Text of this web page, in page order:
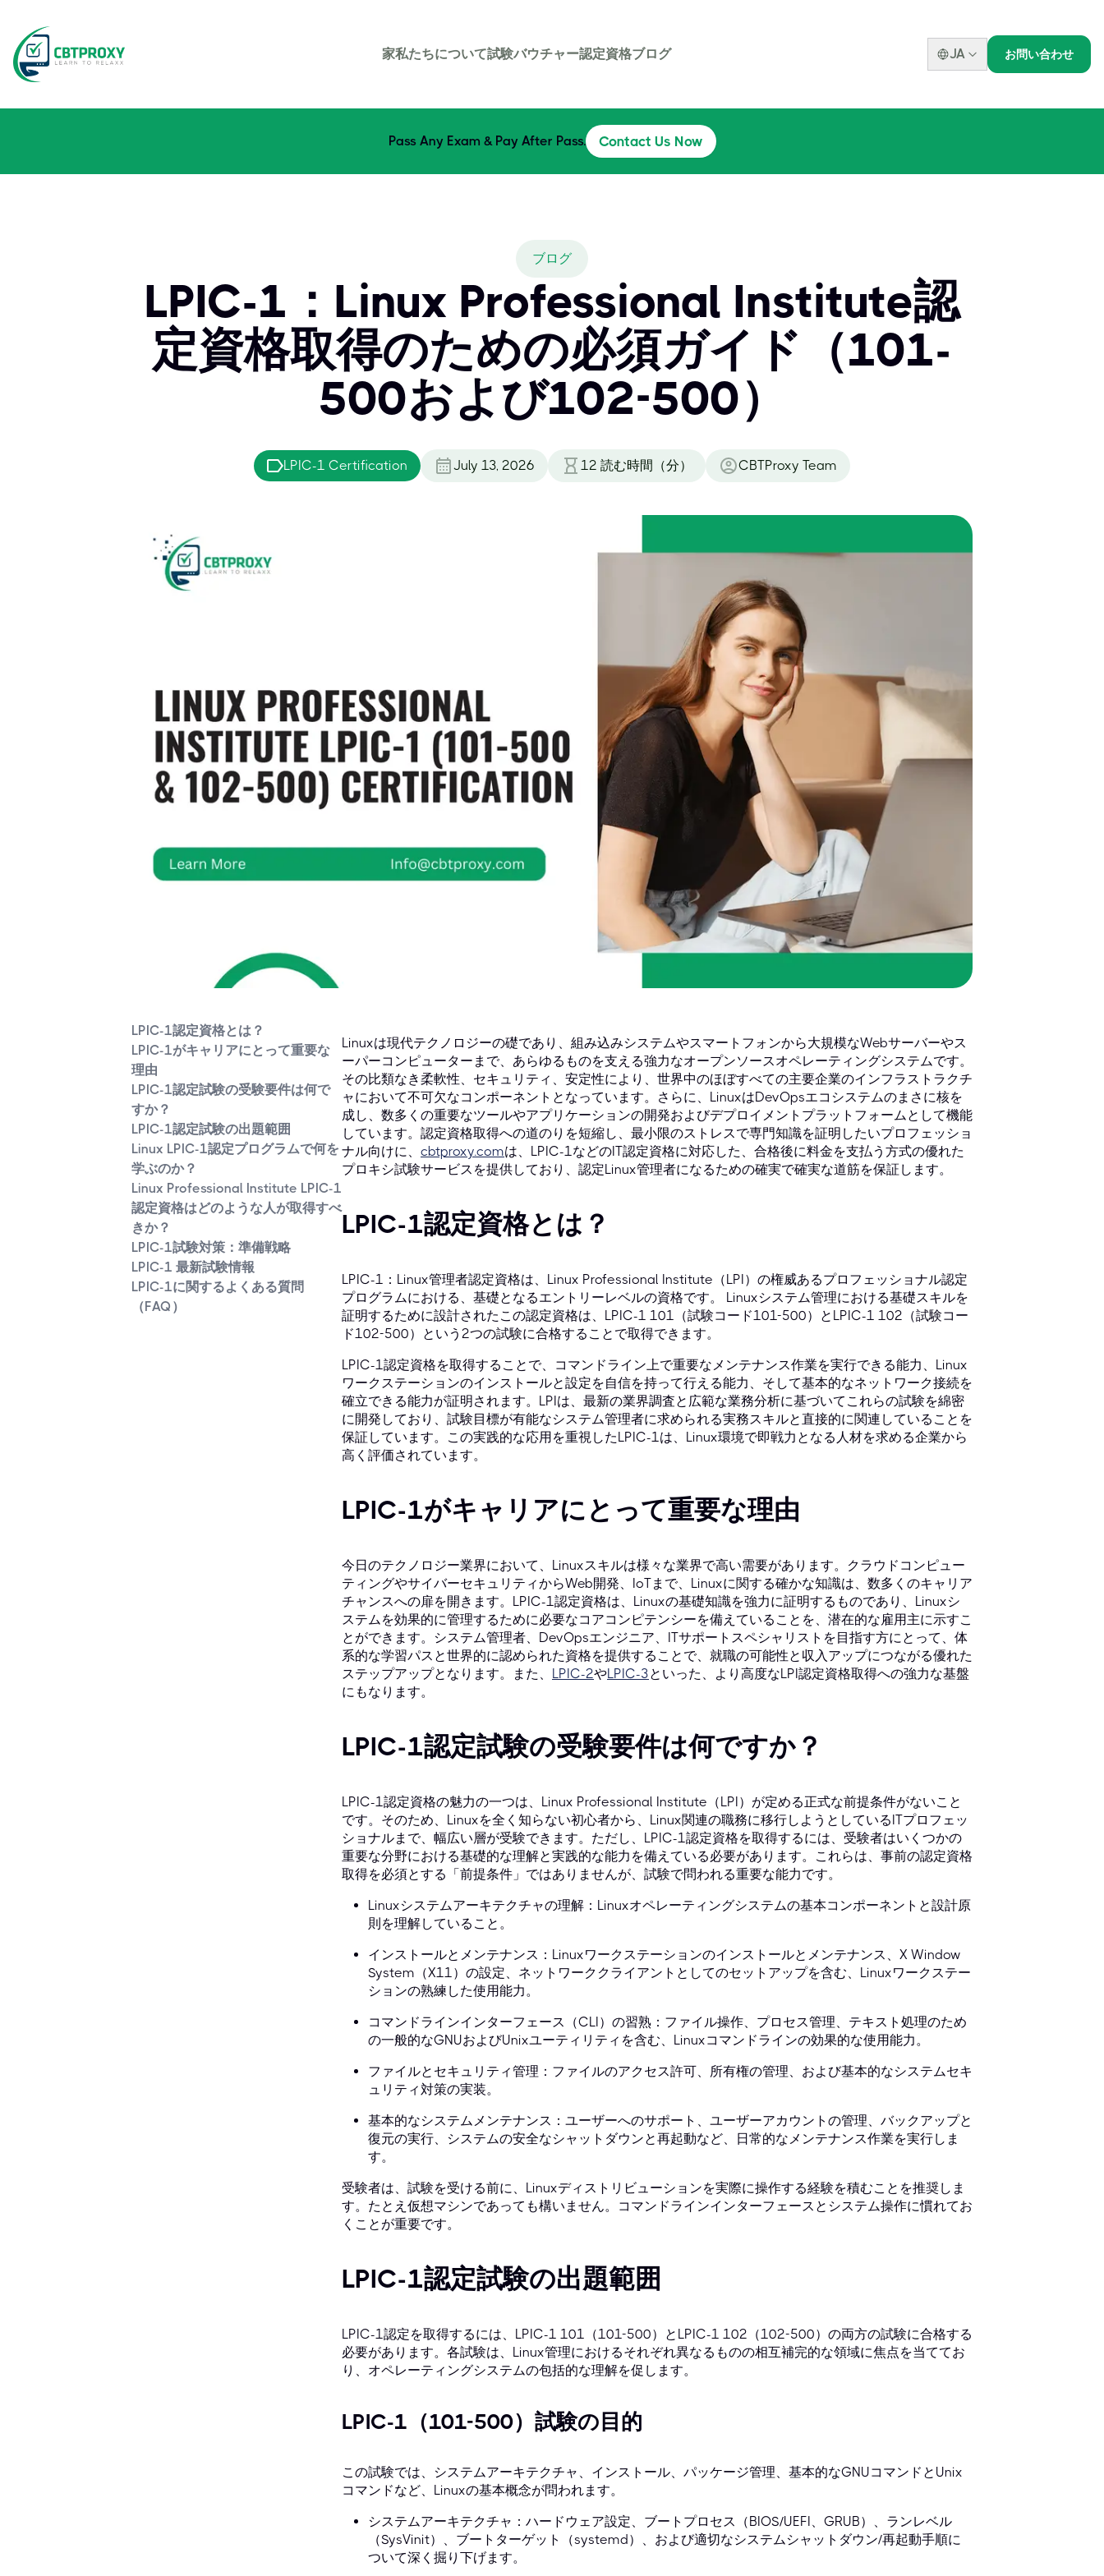
家私たちについて試験バウチャー認定資格ブログ JA お問い合わせ
Pass Any Exam & Pay After Pass. Contact Us Now
ブログ
LPIC-1：Linux Professional Institute認
定資格取得のための必須ガイド（101-
500および102-500）
LPIC-1 Certification July 13, 2026 12 読む時間（分） CBTProxy Team
LPIC-1認定資格とは？
LPIC-1がキャリアにとって重要な
理由
LPIC-1認定試験の受験要件は何で
すか？
LPIC-1認定試験の出題範囲
Linux LPIC-1認定プログラムで何を
学ぶのか？
Linux Professional Institute LPIC-1
認定資格はどのような人が取得すべ
きか？
LPIC-1試験対策：準備戦略
LPIC-1 最新試験情報
LPIC-1に関するよくある質問
（FAQ）
Linuxは現代テクノロジーの礎であり、組み込みシステムやスマートフォンから大規模なWebサーバーやス
ーパーコンピューターまで、あらゆるものを支える強力なオープンソースオペレーティングシステムです。
その比類なき柔軟性、セキュリティ、安定性により、世界中のほぼすべての主要企業のインフラストラクチ
ャにおいて不可欠なコンポーネントとなっています。さらに、LinuxはDevOpsエコシステムのまさに核を
成し、数多くの重要なツールやアプリケーションの開発およびデプロイメントプラットフォームとして機能
しています。認定資格取得への道のりを短縮し、最小限のストレスで専門知識を証明したいプロフェッショ
ナル向けに、 cbtproxy.comは、LPIC-1などのIT認定資格に対応した、合格後に料金を支払う方式の優れた
プロキシ試験サービスを提供しており、認定Linux管理者になるための確実で確実な道筋を保証します。
LPIC-1認定資格とは？
LPIC-1：Linux管理者認定資格は、Linux Professional Institute（LPI）の権威あるプロフェッショナル認定
プログラムにおける、基礎となるエントリーレベルの資格です。 Linuxシステム管理における基礎スキルを
証明するために設計されたこの認定資格は、LPIC-1 101（試験コード101-500）とLPIC-1 102（試験コー
ド102-500）という2つの試験に合格することで取得できます。
LPIC-1認定資格を取得することで、コマンドライン上で重要なメンテナンス作業を実行できる能力、Linux
ワークステーションのインストールと設定を自信を持って行える能力、そして基本的なネットワーク接続を
確立できる能力が証明されます。LPIは、最新の業界調査と広範な業務分析に基づいてこれらの試験を綿密
に開発しており、試験目標が有能なシステム管理者に求められる実務スキルと直接的に関連していることを
保証しています。この実践的な応用を重視したLPIC-1は、Linux環境で即戦力となる人材を求める企業から
高く評価されています。
LPIC-1がキャリアにとって重要な理由
今日のテクノロジー業界において、Linuxスキルは様々な業界で高い需要があります。クラウドコンピュー
ティングやサイバーセキュリティからWeb開発、IoTまで、Linuxに関する確かな知識は、数多くのキャリア
チャンスへの扉を開きます。LPIC-1認定資格は、Linuxの基礎知識を強力に証明するものであり、Linuxシ
ステムを効果的に管理するために必要なコアコンピテンシーを備えていることを、潜在的な雇用主に示すこ
とができます。システム管理者、DevOpsエンジニア、ITサポートスペシャリストを目指す方にとって、体
系的な学習パスと世界的に認められた資格を提供することで、就職の可能性と収入アップにつながる優れた
ステップアップとなります。また、
LPIC-2やLPIC-3といった、より高度なLPI認定資格取得への強力な基盤
にもなります。
LPIC-1認定試験の受験要件は何ですか？
LPIC-1認定資格の魅力の一つは、Linux Professional Institute（LPI）が定める正式な前提条件がないこと
です。そのため、Linuxを全く知らない初心者から、Linux関連の職務に移行しようとしているITプロフェッ
ショナルまで、幅広い層が受験できます。ただし、LPIC-1認定資格を取得するには、受験者はいくつかの
重要な分野における基礎的な理解と実践的な能力を備えている必要があります。これらは、事前の認定資格
取得を必須とする「前提条件」ではありませんが、試験で問われる重要な能力です。
Linuxシステムアーキテクチャの理解：Linuxオペレーティングシステムの基本コンポーネントと設計原
則を理解していること。
インストールとメンテナンス：Linuxワークステーションのインストールとメンテナンス、X Window
System（X11）の設定、ネットワーククライアントとしてのセットアップを含む、Linuxワークステー
ションの熟練した使用能力。
コマンドラインインターフェース（CLI）の習熟：ファイル操作、プロセス管理、テキスト処理のため
の一般的なGNUおよびUnixユーティリティを含む、Linuxコマンドラインの効果的な使用能力。
ファイルとセキュリティ管理：ファイルのアクセス許可、所有権の管理、および基本的なシステムセキ
ュリティ対策の実装。
基本的なシステムメンテナンス：ユーザーへのサポート、ユーザーアカウントの管理、バックアップと
復元の実行、システムの安全なシャットダウンと再起動など、日常的なメンテナンス作業を実行しま
す。
受験者は、試験を受ける前に、Linuxディストリビューションを実際に操作する経験を積むことを推奨しま
す。たとえ仮想マシンであっても構いません。コマンドラインインターフェースとシステム操作に慣れてお
くことが重要です。
LPIC-1認定試験の出題範囲
LPIC-1認定を取得するには、LPIC-1 101（101-500）とLPIC-1 102（102-500）の両方の試験に合格する
必要があります。各試験は、Linux管理におけるそれぞれ異なるものの相互補完的な領域に焦点を当ててお
り、オペレーティングシステムの包括的な理解を促します。
LPIC-1（101-500）試験の目的
この試験では、システムアーキテクチャ、インストール、パッケージ管理、基本的なGNUコマンドとUnix
コマンドなど、Linuxの基本概念が問われます。
システムアーキテクチャ：ハードウェア設定、ブートプロセス（BIOS/UEFI、GRUB）、ランレベル
（SysVinit）、ブートターゲット（systemd）、および適切なシステムシャットダウン/再起動手順に
ついて深く掘り下げます。